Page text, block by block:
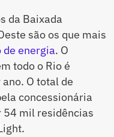
da Baixada
são os que mais
de energia. O
todo o Rio é
O total de
concessionária
54 mil residências